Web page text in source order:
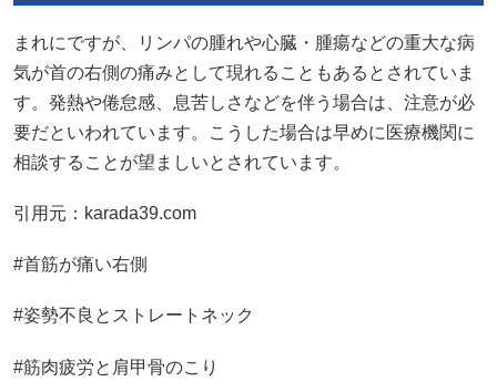
まれにですが、リンパの腫れや心臓・腫瘍などの重大な病
気が首の右側の痛みとして現れることもあるとされていま
す。発熱や倦怠感、息苦しさなどを伴う場合は、注意が必
要だといわれています。こうした場合は早めに医療機関に
相談することが望ましいとされています。
引用元： karada39.com
#首筋が痛い右側
#姿勢不良とストレートネック
#筋肉疲労と肩甲骨のこり